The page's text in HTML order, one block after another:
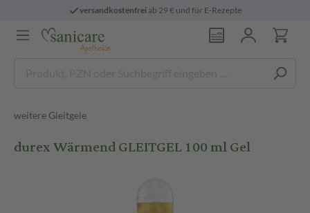
versandkostenfreiab 29 € und für E-Rezepte
weitere Gleitgele
durex Wärmend GLEITGEL 100 ml Gel